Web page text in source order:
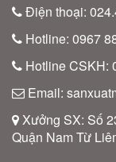
Điện thoại:
Hotline: 0967
Hotline CSKH:
Email:
Xưởng SX: Số
Quận Nam Từ